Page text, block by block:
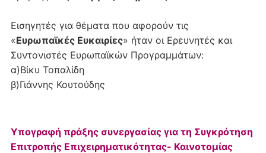
Εισηγητές για θέματα που αφορούν τις
«Ευρωπαϊκές Ευκαιρίες» ήταν οι Ερευνητές και
Συντονιστές Ευρωπαϊκών Προγραμμάτων:
α)Βίκυ Τοπαλίδη
β)Γιάννης Κουτούδης
Υπογραφή πράξης συνεργασίας για τη Συγκρότηση
Επιτροπής Επιχειρηματικότητας- Καινοτομίας